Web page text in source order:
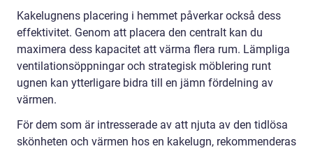
Kakelugnens placering i hemmet påverkar också dess
effektivitet. Genom att placera den centralt kan du
maximera dess kapacitet att värma flera rum. Lämpliga
ventilationsöppningar och strategisk möblering runt
ugnen kan ytterligare bidra till en jämn fördelning av
värmen.
För dem som är intresserade av att njuta av den tidlösa
skönheten och värmen hos en kakelugn, rekommenderas